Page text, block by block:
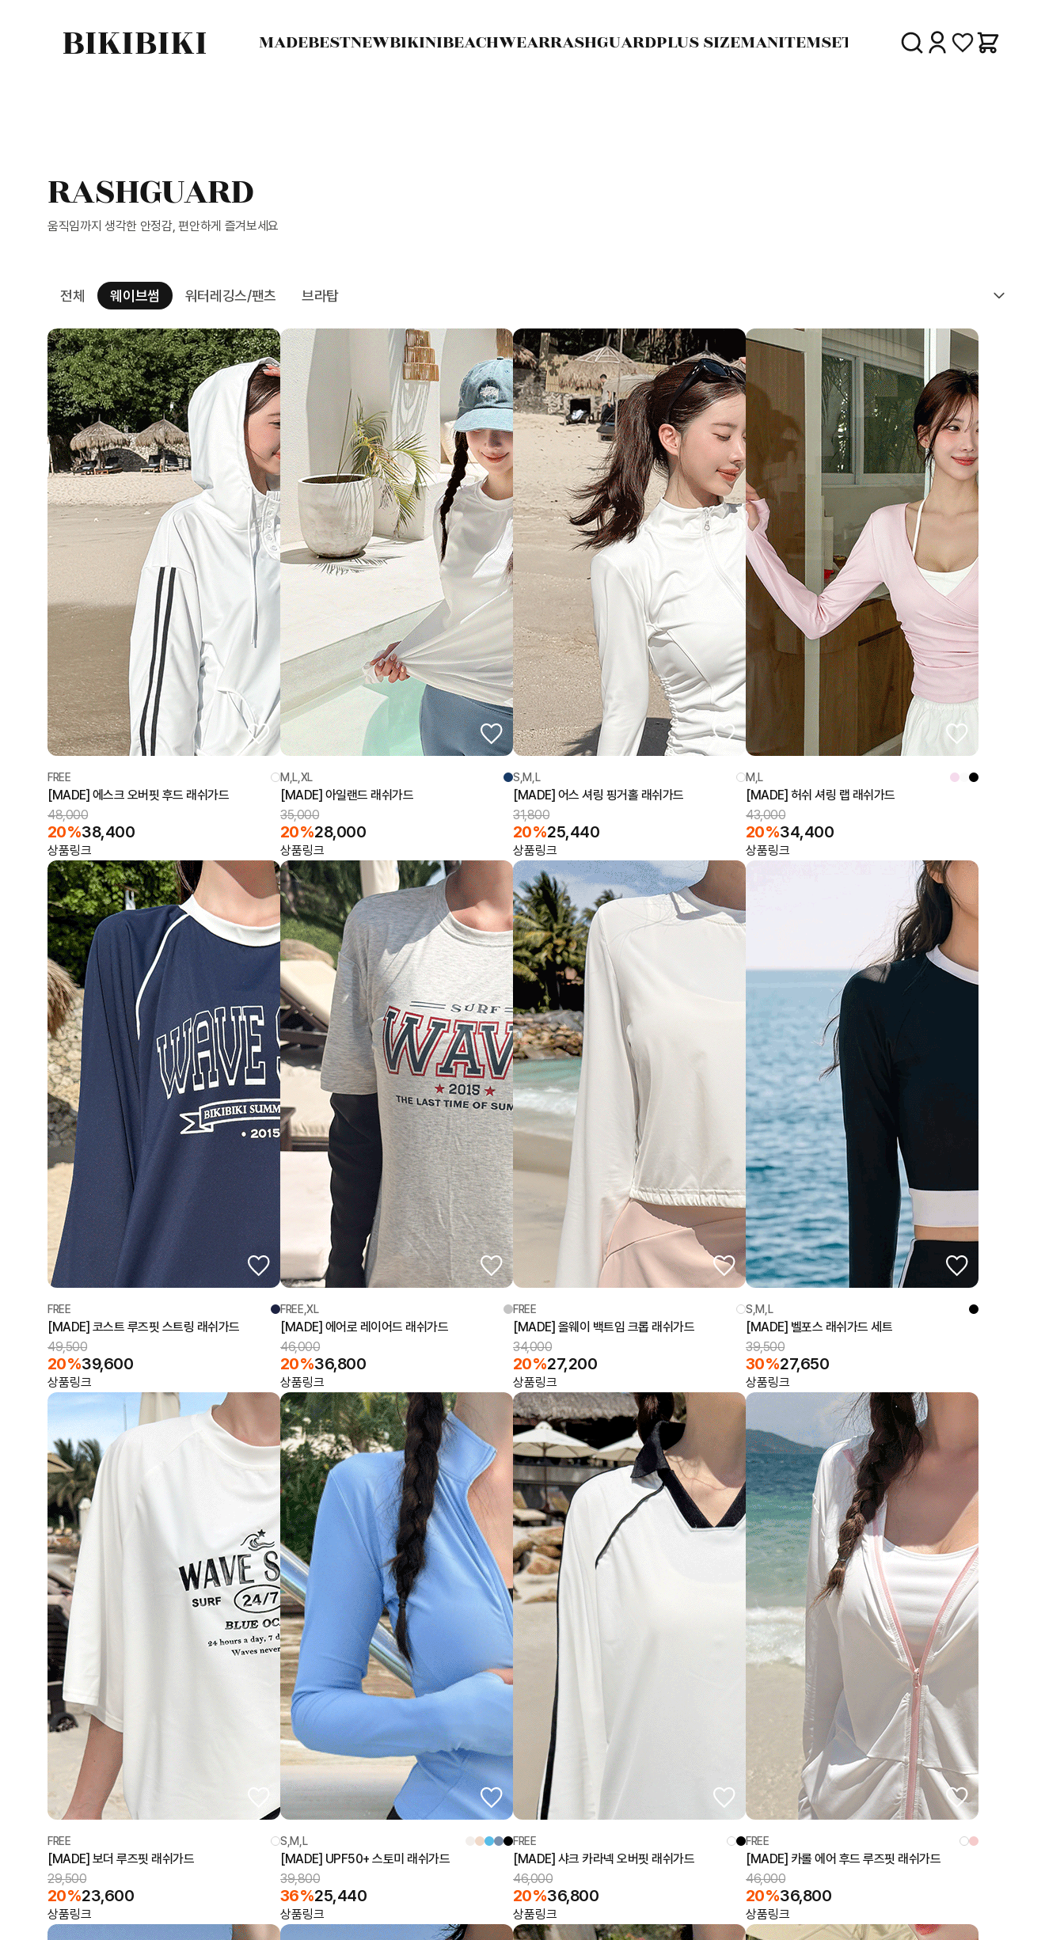
MADEBESTNEWBIKINIBEACHWEARRASHGUARDPLUS SIZEMANITEMSET SALEDELIVERY
RASHGUARD
움직임까지 생각한 안정감, 편안하게 즐겨보세요
전체 웨이브썸 워터레깅스/팬츠 브라탑
FREE
[MADE] 에스크 오버핏 후드 래쉬가드
48,000
20%38,400
상품링크
M,L,XL
[MADE] 아일랜드 래쉬가드
35,000
20%28,000
상품링크
S,M,L
[MADE] 어스 셔링 핑거홀 래쉬가드
31,800
20%25,440
상품링크
M,L
[MADE] 허쉬 셔링 랩 래쉬가드
43,000
20%34,400
상품링크
FREE
[MADE] 코스트 루즈핏 스트링 래쉬가드
49,500
20%39,600
상품링크
FREE,XL
[MADE] 에어로 레이어드 래쉬가드
46,000
20%36,800
상품링크
FREE
[MADE] 올웨이 백트임 크롭 래쉬가드
34,000
20%27,200
상품링크
S,M,L
[MADE] 벨포스 래쉬가드 세트
39,500
30%27,650
상품링크
FREE
[MADE] 보더 루즈핏 래쉬가드
29,500
20%23,600
상품링크
S,M,L
[MADE] UPF50+ 스토미 래쉬가드
39,800
36%25,440
상품링크
FREE
[MADE] 샤크 카라넥 오버핏 래쉬가드
46,000
20%36,800
상품링크
FREE
[MADE] 카롤 에어 후드 루즈핏 래쉬가드
46,000
20%36,800
상품링크